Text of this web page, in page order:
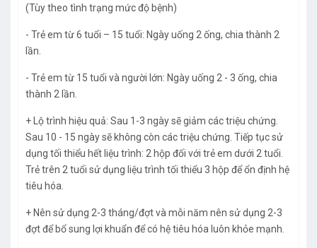
(Tùy theo tình trạng mức độ bệnh)
- Trẻ em từ 6 tuổi – 15 tuổi: Ngày uống 2 ống, chia thành 2
lần.
- Trẻ em từ 15 tuổi và người lớn: Ngày uống 2 - 3 ống, chia
thành 2 lần.
+ Lộ trình hiệu quả: Sau 1-3 ngày sẽ giảm các triệu chứng.
Sau 10 - 15 ngày sẽ không còn các triệu chứng. Tiếp tục sử
dụng tối thiểu hết liệu trình: 2 hộp đối với trẻ em dưới 2 tuổi.
Trẻ trên 2 tuổi sử dụng liệu trình tối thiểu 3 hộp để ổn định hệ
tiêu hóa.
+ Nên sử dụng 2-3 tháng/đợt và mỗi năm nên sử dụng 2-3
đợt để bổ sung lợi khuẩn để có hệ tiêu hóa luôn khỏe mạnh.